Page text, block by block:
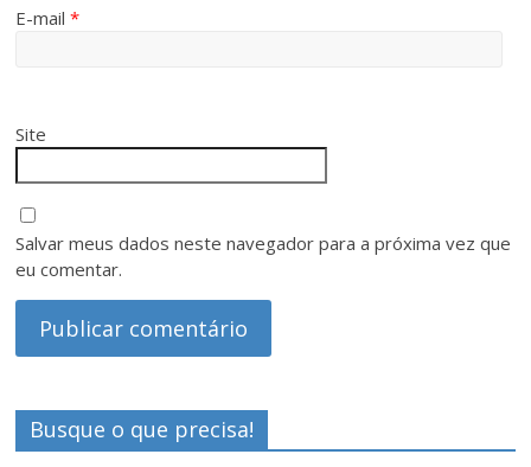
E-mail*
Site
Salvar meus dados neste navegador para a próxima vez que
eu comentar.
Busque o que precisa!